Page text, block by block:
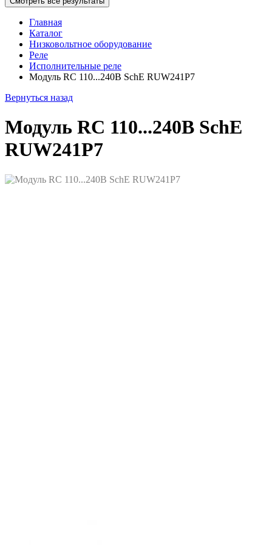
Главная
Каталог
Низковольтное оборудование
Реле
Исполнительные реле
Модуль RC 110...240В SchE RUW241P7
Вернуться назад
Модуль RC 110...240В SchE
RUW241P7